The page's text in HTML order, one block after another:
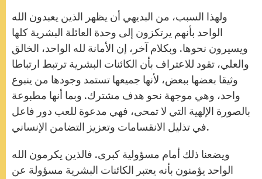
ولهذا السبب، من البديهي أن يظهر الذين يعبدون الله
الواحد بأنهم يرتكزون إلى وحدة العائلة البشرية كلها
ويسيرون نحوها. وبكلام آخر، إن الأمانة لله الواحد، الخالق
والعلي، تقود للاعتراف بأن الكائنات البشرية ترتبط ارتباطا
وثيقا بعضها ببعض، لأنها جميعها تستمد وجودها من ينبوع
واحد، وهي موجهة نحو هدف مشترك. وبما أنها مطبوعة
بالصورة الإلهية التي لا تمحى، فهي مدعوة للعب دور فاعل
في تذليل الانقسامات وتعزيز التضامن الإنساني.
ويضعنا ذلك أمام مسؤولية كبرى. فالذين يكرمون الله
الواحد يؤمنون بأنه يعتبر الكائنات البشرية مسؤولة عن